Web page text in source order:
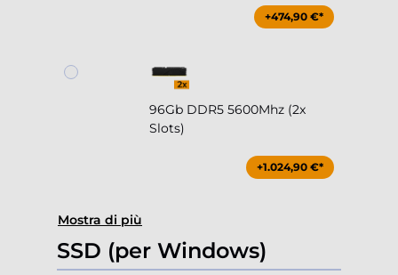
+474,90 €*
96Gb DDR5 5600Mhz (2x
Slots)
+1.024,90 €*
Mostra di più
SSD (per Windows)